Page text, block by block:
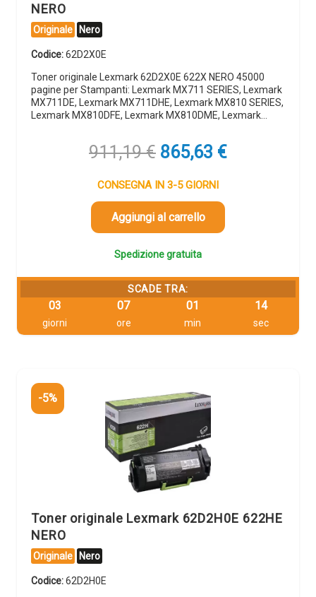
NERO
Originale Nero
Codice:62D2X0E
Toner originale Lexmark 62D2X0E 622X NERO 45000
pagine per Stampanti: Lexmark MX711 SERIES, Lexmark
MX711DE, Lexmark MX711DHE, Lexmark MX810 SERIES,
Lexmark MX810DFE, Lexmark MX810DME, Lexmark…
911,19€ Il
prezzo
originale
era:
911,19 €.
865,63 €Il
CONSEGNA IN 3-5 GIORNI
Aggiungi al carrello
Spedizione gratuita
SCADE TRA:
03
giorni
07
ore
01
min
13
sec
-5%
Toner originale Lexmark 62D2H0E 622HE
NERO
Originale Nero
Codice:62D2H0E